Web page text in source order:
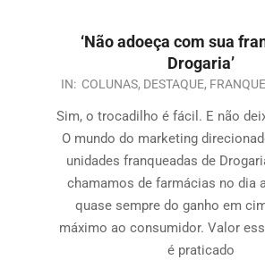
‘Não adoeça com sua
Drogaria’
IN: COLUNAS, DESTAQUE,
Sim, o trocadilho é fácil. E não
O mundo do marketing
unidades franqueadas de
chamamos de farmácias no dia
quase sempre do ganho em
máximo ao consumidor. Valor
é praticado